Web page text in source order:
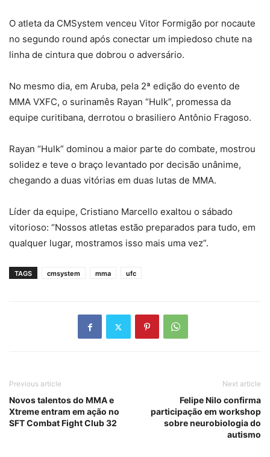
O atleta da CMSystem venceu Vitor Formigão por nocaute
no segundo round após conectar um impiedoso chute na
linha de cintura que dobrou o adversário.
No mesmo dia, em Aruba, pela 2ª edição do evento de
MMA VXFC, o surinamês Rayan “Hulk”, promessa da
equipe curitibana, derrotou o brasiliero Antônio Fragoso.
Rayan “Hulk” dominou a maior parte do combate, mostrou
solidez e teve o braço levantado por decisão unânime,
chegando a duas vitórias em duas lutas de MMA.
Líder da equipe, Cristiano Marcello exaltou o sábado
vitorioso: “Nossos atletas estão preparados para tudo, em
qualquer lugar, mostramos isso mais uma vez”.
TAGS cmsystem mma ufc
Previous article
Novos talentos do MMA e
Xtreme entram em ação no
SFT Combat Fight Club 32
Next article
Felipe Nilo confirma
participação em workshop
sobre neurobiologia do
autismo